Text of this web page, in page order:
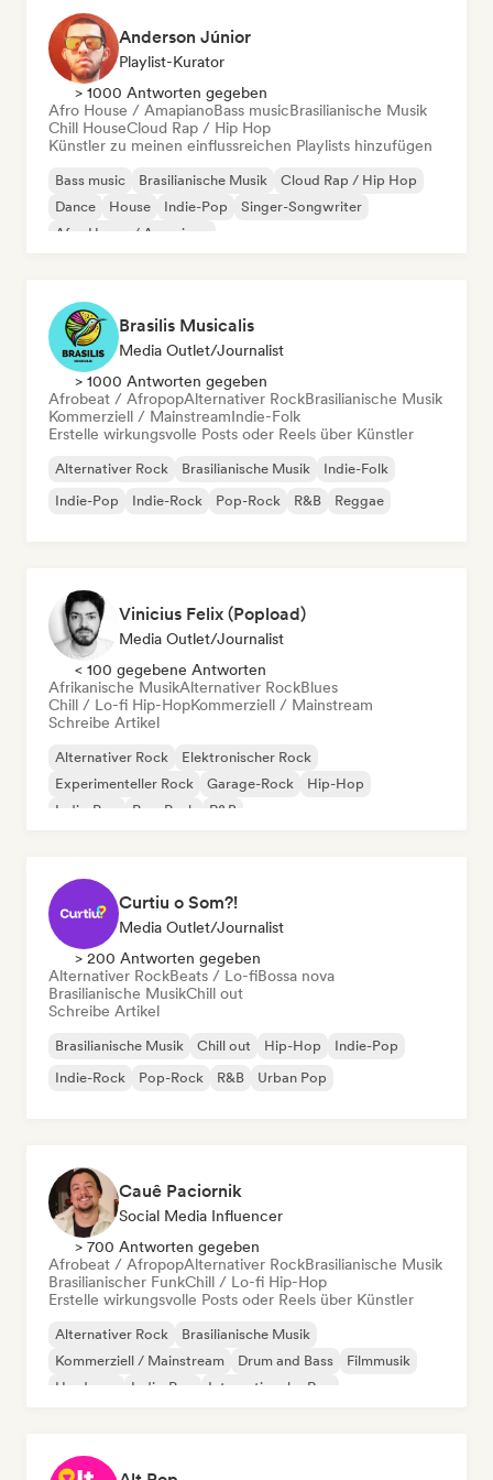
Anderson Júnior
Playlist-Kurator
> 1000 Antworten gegeben
Afro House / AmapianoBass musicBrasilianische Musik
Chill HouseCloud Rap / Hip Hop
Künstler zu meinen einflussreichen Playlists hinzufügen
Bass music Brasilianische Musik
Cloud Rap / Hip Hop
Dance
House Indie-Pop
Singer-Songwriter
Afro House / Amapiano
Brasilis Musicalis
Media Outlet/Journalist
> 1000 Antworten gegeben
Afrobeat / AfropopAlternativer RockBrasilianische Musik
Kommerziell / MainstreamIndie-Folk
Erstelle wirkungsvolle Posts oder Reels über Künstler
Alternativer Rock Brasilianische Musik
Indie-Folk
Indie-Pop
Indie-Rock Pop-Rock R&B Reggae
Vinicius Felix (Popload)
Media Outlet/Journalist
< 100 gegebene Antworten
Afrikanische MusikAlternativer RockBlues
Chill / Lo-fi Hip-HopKommerziell / Mainstream
Schreibe Artikel
Alternativer Rock
Elektronischer Rock
Experimenteller Rock
Garage-Rock
Hip-Hop
Indie-Pop
Pop-Punk R&B
Curtiu o Som?!
Media Outlet/Journalist
> 200 Antworten gegeben
Alternativer RockBeats / Lo-fiBossa nova
Brasilianische MusikChill out
Schreibe Artikel
Brasilianische Musik Chill out Hip-Hop
Indie-Pop
Indie-Rock
Pop-Rock R&B Urban Pop
Cauê Paciornik
Social Media Influencer
> 700 Antworten gegeben
Afrobeat / AfropopAlternativer RockBrasilianische Musik
Brasilianischer FunkChill / Lo-fi Hip-Hop
Erstelle wirkungsvolle Posts oder Reels über Künstler
Alternativer Rock
Brasilianische Musik
Kommerziell / Mainstream
Drum and Bass
Filmmusik
Hardcore
Indie-Pop Internationaler Rap